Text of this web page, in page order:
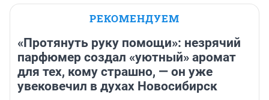
РЕКОМЕНДУЕМ
«Протянуть руку помощи»: незрячий
парфюмер создал «уютный» аромат
для тех, кому страшно, — он уже
увековечил в духах Новосибирск